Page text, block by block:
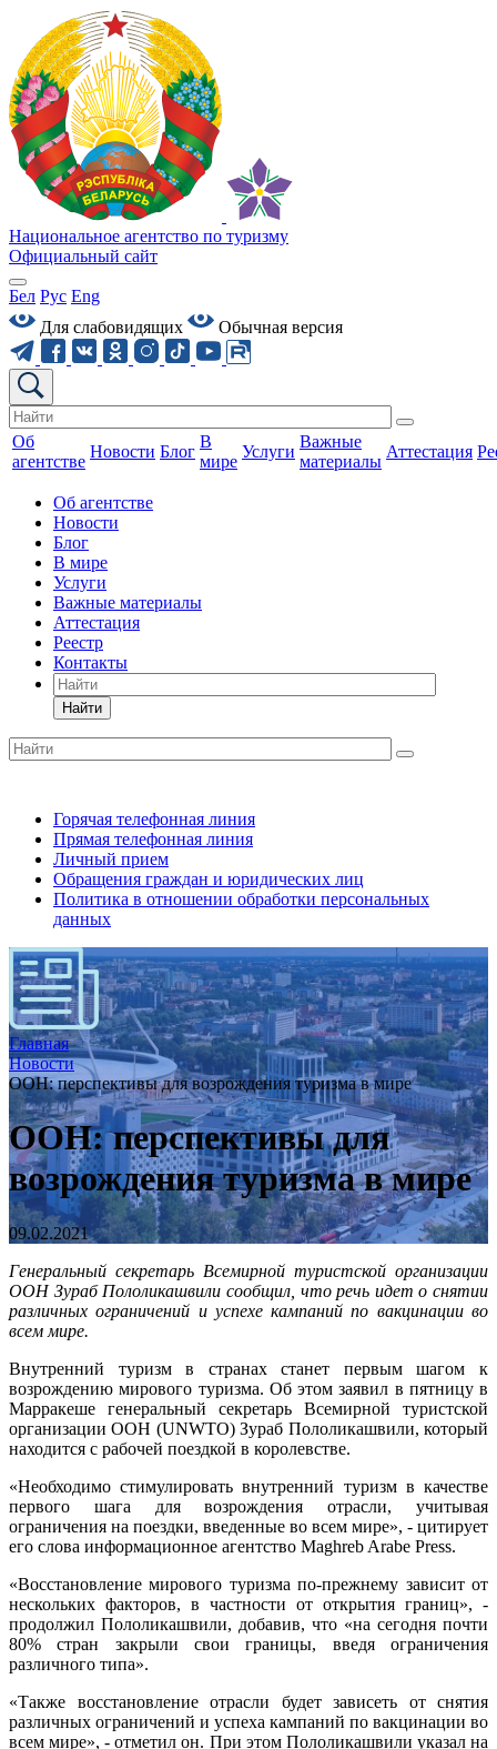
Национальное агентство по туризму
Официальный сайт
Бел Рус Eng
Для слабовидящих
Обычная версия
Об
агентстве
Новости Блог
В
мире
Услуги
Важные
материалы
Аттестация
Об агентстве
Новости
Блог
В мире
Услуги
Важные материалы
Аттестация
Реестр
Контакты
Найти
Горячая телефонная линия
Прямая телефонная линия
Личный прием
Обращения граждан и юридических лиц
Политика в отношении обработки персональных
данных
Главная
Новости
ООН: перспективы для возрождения туризма в мире
ООН: перспективы для
возрождения туризма в мире
09.02.2021
Генеральный секретарь Всемирной туристской организации
ООН Зураб Пололикашвили сообщил, что речь идет о снятии
различных ограничений и успехе кампаний по вакцинации во
всем мире.
Внутренний туризм в странах станет первым шагом к
возрождению мирового туризма. Об этом заявил в пятницу в
Марракеше генеральный секретарь Всемирной туристской
организации ООН (UNWTO) Зураб Пололикашвили, который
находится с рабочей поездкой в королевстве.
«Необходимо стимулировать внутренний туризм в качестве
первого шага для возрождения отрасли, учитывая
ограничения на поездки, введенные во всем мире», - цитирует
его слова информационное агентство Maghreb Arabe Press.
«Восстановление мирового туризма по-прежнему зависит от
нескольких факторов, в частности от открытия границ», -
продолжил Пололикашвили, добавив, что «на сегодня почти
80% стран закрыли свои границы, введя ограничения
различного типа».
«Также восстановление отрасли будет зависеть от снятия
различных ограничений и успеха кампаний по вакцинации во
всем мире», - отметил он. При этом Пололикашвили указал на